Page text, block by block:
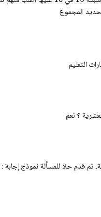
التعليم
؟ نعم
نموذج إجابة : 49.29 ;36.79 + 12.5